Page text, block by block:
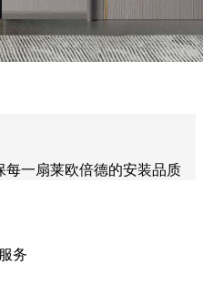
一扇莱欧倍德的安装品质
务